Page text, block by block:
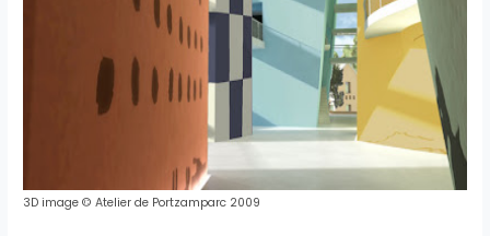
3Dimage ©Atelier de Portzamparc 2009